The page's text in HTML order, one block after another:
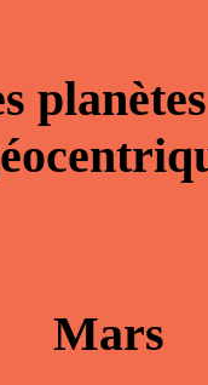
Mars